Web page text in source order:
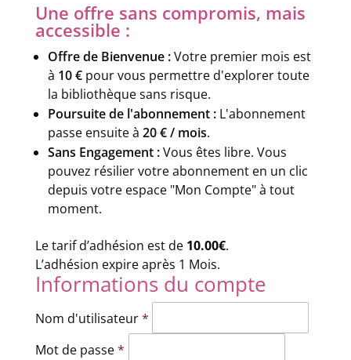
Une offre sans compromis, mais
accessible :
Offre de Bienvenue :Votre premier mois est
à 10 €pour vous permettre d'explorer toute
la bibliothèque sans risque.
Poursuite de l'abonnement :L'abonnement
passe ensuite à 20 € / mois.
Sans Engagement :Vous êtes libre. Vous
pouvez résilier votre abonnement en un clic
depuis votre espace "Mon Compte" à tout
moment.
Le tarif d’adhésion est de 10.00€.
L’adhésion expire après 1 Mois.
Informations du compte
Nom d'utilisateur*
Mot de passe*